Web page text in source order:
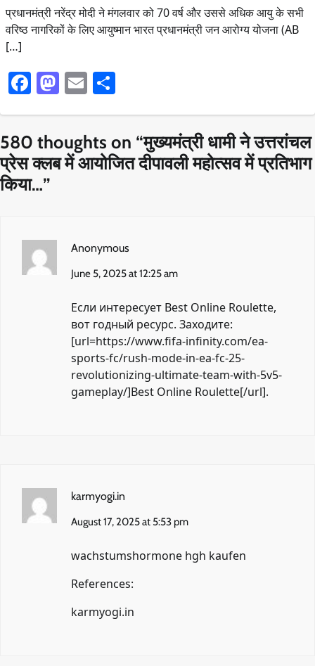
प्रधानमंत्री नरेंद्र मोदी ने मंगलवार को 70 वर्ष और उससे अधिक आयु के सभी
वरिष्ठ नागरिकों के लिए आयुष्मान भारत प्रधानमंत्री जन आरोग्य योजना (AB
[…]
Facebook
Mastodon
Email
580 thoughts on “मुख्यमंत्री धामी ने उत्तरांचल
प्रेस क्लब में आयोजित दीपावली महोत्सव में प्रतिभाग
किया…”
Anonymous
June 5, 2025 at 12:25 am
Если интересует Best Online Roulette,
вот годный ресурс. Заходите:
[url=https://www.fifa-infinity.com/ea-
sports-fc/rush-mode-in-ea-fc-25-
revolutionizing-ultimate-team-with-5v5-
gameplay/]Best Online Roulette[/url].
karmyogi.in
August 17, 2025 at 5:53 pm
wachstumshormone hgh kaufen
References:
karmyogi.in